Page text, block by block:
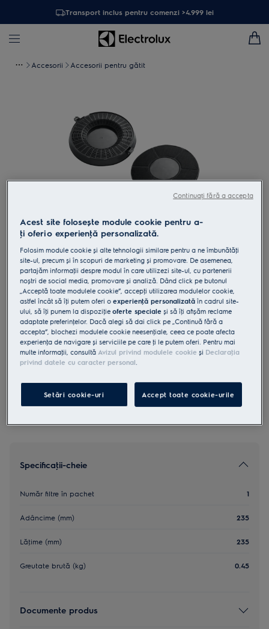
Transport inclus pentru comenzi >4.999 lei
Accesorii Accesorii pentru gătit
Atinge pentru zoom
MCFE06
Filtru Carbon OdourClean
0 (0)
Beneficii
Filtrul cu cărbune OdourClean Standard – filtrare eficientă.
Filtrare eficientă cu OdourClean Standard Carbon Filter.
Specificaţii-cheie
Număr filtre în pachet 1
Adâncime (mm) 235
Lăţime (mm) 235
Greutate brută (kg) 0.45
Documente produs
Acest site folosește module cookie pentru a-
ţi oferi o experienţă personalizată.
Folosim module cookie și alte tehnologii similare pentru a ne îmbunătăţi
site-ul, precum și în scopuri de marketing și promovare. De asemenea,
partajăm informaţii despre modul în care utilizezi site-ul, cu partenerii
noștri de social media, promovare și analiză. Dând click pe butonul
„Acceptă toate modulele cookie”, accepţi utilizarea modulelor cookie,
astfel încât să îţi putem oferi oexperienţă personalizată în cadrul site-
ului, să îţi punem la dispoziţieoferte speciale și să îţi afișăm reclame
adaptate preferinţelor. Dacă alegi să dai click pe „Continuă fără a
accepta”, blochezi modulele cookie neesenţiale, ceea ce poate afecta
experienţa de navigare și serviciile pe care ţi le putem oferi. Pentru mai
multe informaţii, consultă Avizul privind modulele cookie și Declaraţia
privind datele cu caracter personal.
Setări cookie-uri Accept toate cookie-urile
Continuați fără a accepta